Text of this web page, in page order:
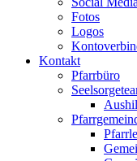
Fotos
Logos
Kontakt
Pfarrbüro